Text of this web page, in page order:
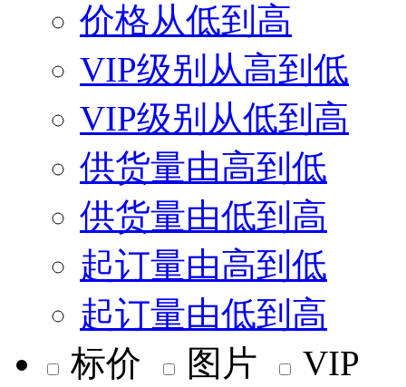
价格从低到高
VIP级别从高到低
VIP级别从低到高
供货量由高到低
供货量由低到高
起订量由高到低
起订量由低到高
标价
图片 VIP